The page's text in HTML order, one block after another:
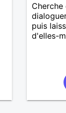
puis
d'elles-